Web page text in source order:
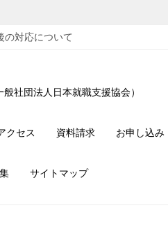
の対応について
社団法人日本就職支援協会）
クセス 資料請求 お申し込み
サイトマップ